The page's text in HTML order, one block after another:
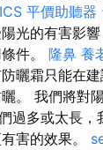
平價助聽器
光的有害影
件。 隆鼻 養
曬霜只能在
。 我們將對
過多或太長，
害的效果。